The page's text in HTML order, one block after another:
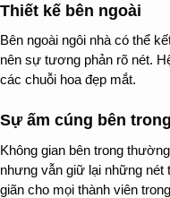
Thiết kế bên ngoài
Bên ngoài ngôi nhà có thể
nên sự tương phản rõ nét.
các chuỗi hoa đẹp mắt.
Sự ấm cúng bên trong
Không gian bên trong
nhưng vẫn giữ lại những
giãn cho mọi thành viên